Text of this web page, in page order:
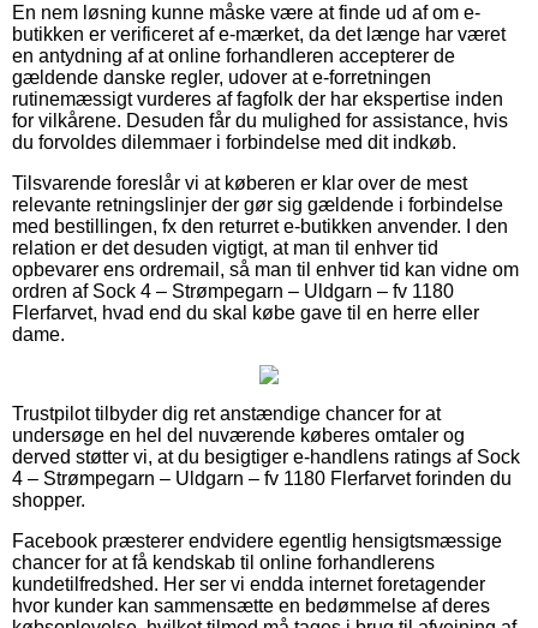
En nem løsning kunne måske være at finde ud af om e-
butikken er verificeret af e-mærket, da det længe har været
en antydning af at online forhandleren accepterer de
gældende danske regler, udover at e-forretningen
rutinemæssigt vurderes af fagfolk der har ekspertise inden
for vilkårene. Desuden får du mulighed for assistance, hvis
du forvoldes dilemmaer i forbindelse med dit indkøb.
Tilsvarende foreslår vi at køberen er klar over de mest
relevante retningslinjer der gør sig gældende i forbindelse
med bestillingen, fx den returret e-butikken anvender. I den
relation er det desuden vigtigt, at man til enhver tid
opbevarer ens ordremail, så man til enhver tid kan vidne om
ordren af Sock 4 – Strømpegarn – Uldgarn – fv 1180
Flerfarvet, hvad end du skal købe gave til en herre eller
dame.
Trustpilot tilbyder dig ret anstændige chancer for at
undersøge en hel del nuværende køberes omtaler og
derved støtter vi, at du besigtiger e-handlens ratings af Sock
4 – Strømpegarn – Uldgarn – fv 1180 Flerfarvet forinden du
shopper.
Facebook præsterer endvidere egentlig hensigtsmæssige
chancer for at få kendskab til online forhandlerens
kundetilfredshed. Her ser vi endda internet foretagender
hvor kunder kan sammensætte en bedømmelse af deres